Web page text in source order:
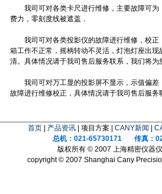
我司可对各类卡尺进行维修，主要故障可为
费力，零刻度线被遮盖．
我司可对各类投影仪的故障进行维修，校正
箱工作不正常，摇柄转动不灵活，灯泡灯座出
清。具体情况请于我司售后服务联系，我们将为
我司可对万工显的投影屏不显示，示值偏差
故障进行维修校正，具体情况请于我司售后服
首页| 产品资讯| 项目方案 | CANY新闻
总机：021-65730171 传真：
版权所有 © 2007 上海精密仪器
copyright © 2007 Shanghai Cany